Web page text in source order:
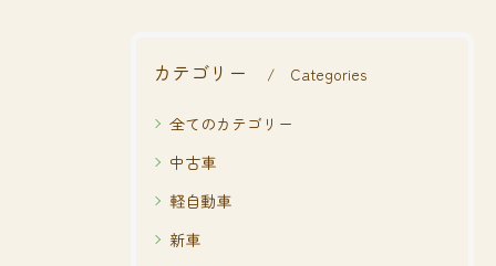
カテゴリー Categories
全てのカテゴリー
中古車
軽自動車
新車